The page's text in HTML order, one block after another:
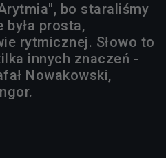
bo staraliśmy
była prosta,
rytmicznej. Słowo to
innych znaczeń -
Nowakowski,